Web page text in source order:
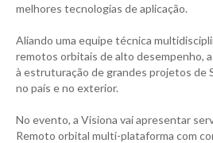
melhores tecnologias de aplicação.
Aliando uma equipe técnica
remotos orbitais de alto desempenho,
à estruturação de grandes projetos de
no país e no exterior.
No evento, a Visiona vai apresentar
Remoto orbital multi-plataforma com